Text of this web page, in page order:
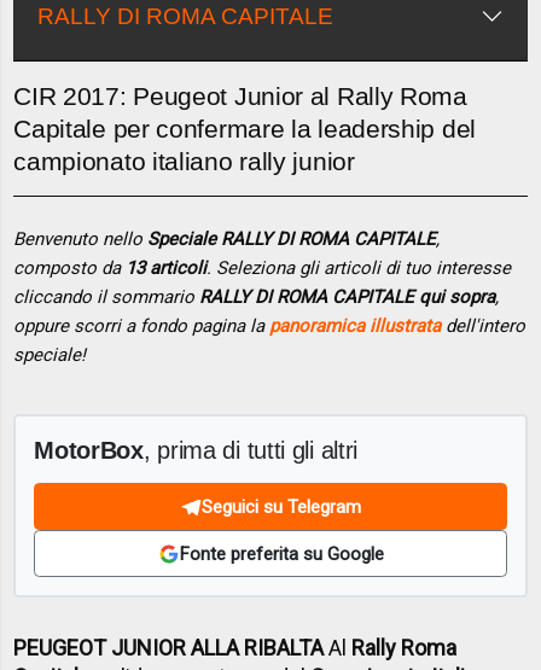
RALLY DI ROMA CAPITALE
CIR 2017: Peugeot Junior al Rally Roma
Capitale per confermare la leadership del
campionato italiano rally junior
Benvenuto nello Speciale RALLY DI ROMA CAPITALE,
composto da 13 articoli. Seleziona gli articoli di tuo interesse
cliccando il sommario RALLY DI ROMA CAPITALE qui sopra,
oppure scorri a fondo pagina la panoramica illustratadell'intero
speciale!
MotorBox, prima di tutti gli altri
Seguici su Telegram
Fonte preferita su Google
PEUGEOT JUNIOR ALLA RIBALTAAl Rally Roma